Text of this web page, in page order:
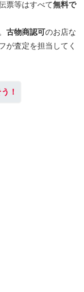
票等はすべて無料で
古物商認可のお店な
が査定を担当してく
！